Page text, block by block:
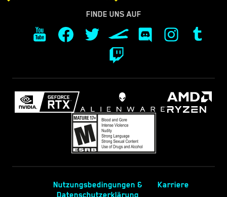
FINDE UNS AUF
Nutzungsbedingungen &
Datenschutzerklärung
Karriere